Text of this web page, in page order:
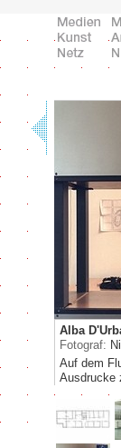
Alba
Fotograf:
Auf dem
Ausdrucke